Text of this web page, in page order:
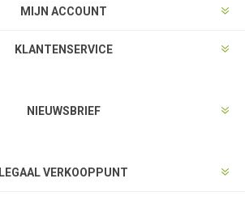
MIJN ACCOUNT
KLANTENSERVICE
NIEUWSBRIEF
LEGAAL VERKOOPPUNT